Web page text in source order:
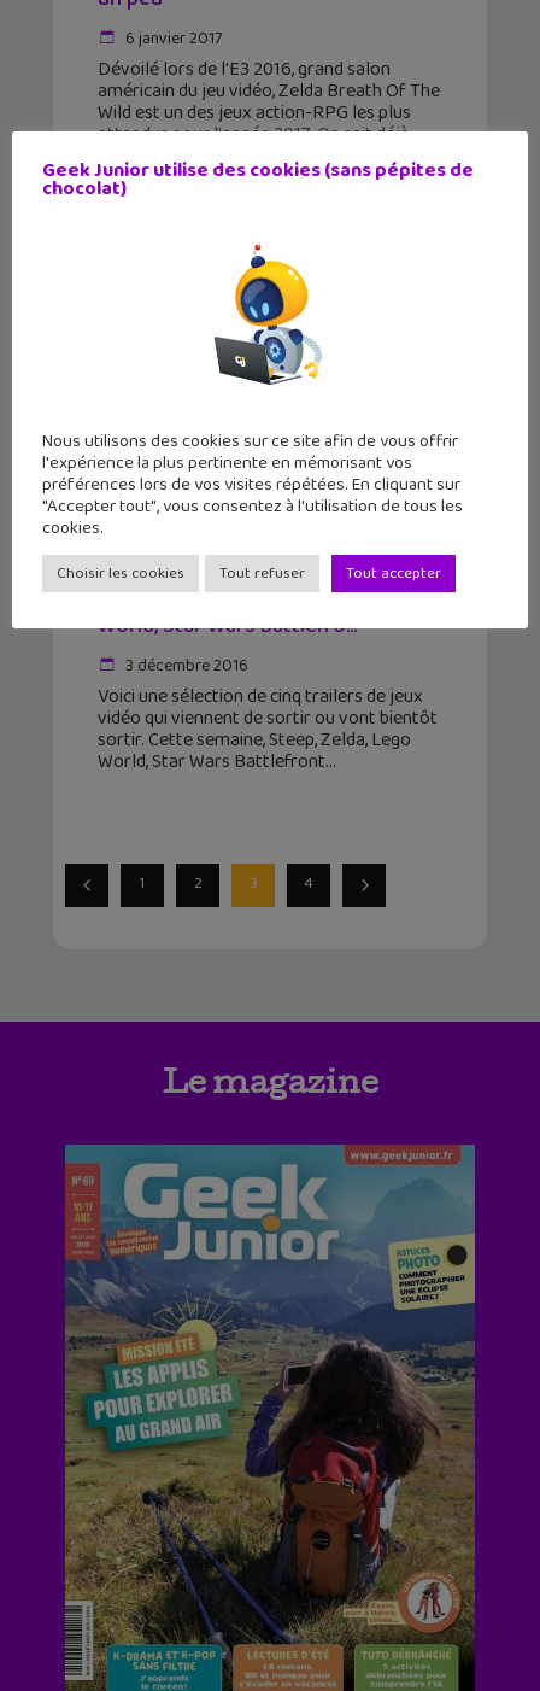
6 janvier 2017
Dévoilé lors de l'E3 2016, grand salon
américain du jeu vidéo, Zelda Breath Of The
Wild est un des jeux action-RPG les plus
attendus pour l'année 2017. On sait déjà
qu'il devrait se rapprocher du
Les 5 trailers jeux vidéo de la
semaine #1 : Steep, Zelda, Lego
World, Star Wars Battlefro...
3 décembre 2016
Voici une sélection de cinq trailers de jeux
vidéo qui viennent de sortir ou vont bientôt
sortir. Cette semaine, Steep, Zelda, Lego
World, Star Wars Battlefront
1 2 3 4
Le magazine
Geek Junior utilise des cookies (sans pépites de
chocolat)
Nous utilisons des cookies sur ce site afin de vous offrir
l'expérience la plus pertinente en mémorisant vos
préférences lors de vos visites répétées. En cliquant sur
"Accepter tout", vous consentez à l'utilisation de tous les
cookies.
Choisir les cookies Tout refuser Tout accepter